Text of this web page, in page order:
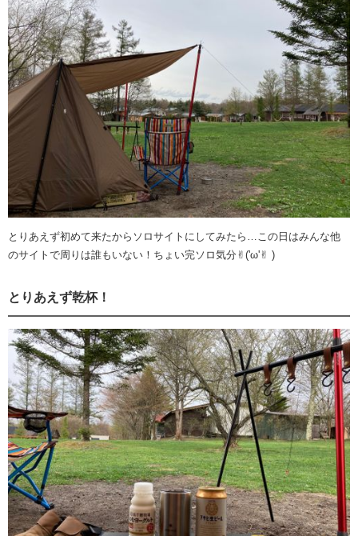
とりあえず初めて来たからソロサイトにしてみたら…この日はみんな他
のサイトで周りは誰もいない！ちょい完ソロ気分✌︎('ω'✌︎ )
とりあえず乾杯！